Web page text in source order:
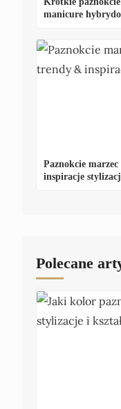
manicure
Paznokcie
inspiracje
Polecane